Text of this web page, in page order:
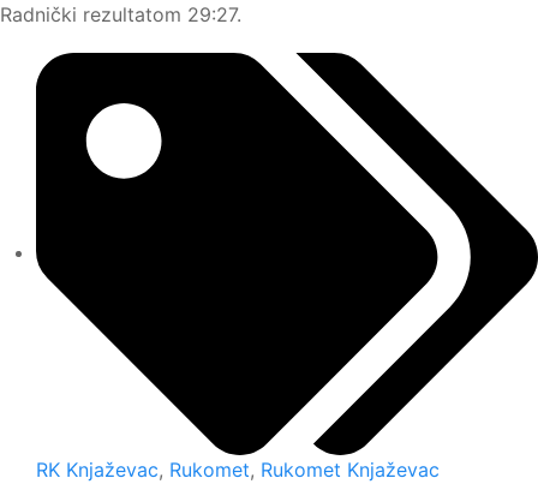
Radnički rezultatom 29:27.
RK Knjaževac, Rukomet, Rukomet Knjaževac